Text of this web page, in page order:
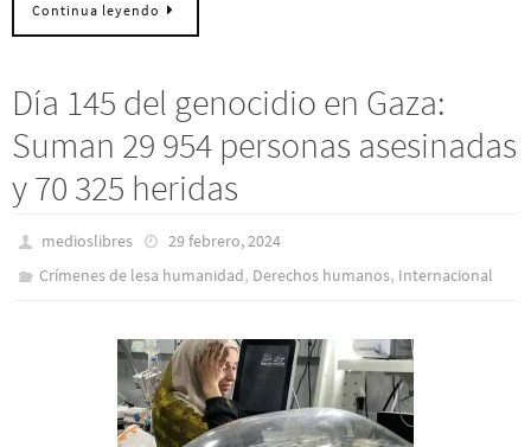
Continua leyendo
Día 145 del genocidio en Gaza:
Suman 29 954 personas asesinadas
y 70 325 heridas
medioslibres
29 febrero, 2024
Crímenes de lesa humanidad, Derechos humanos, Internacional